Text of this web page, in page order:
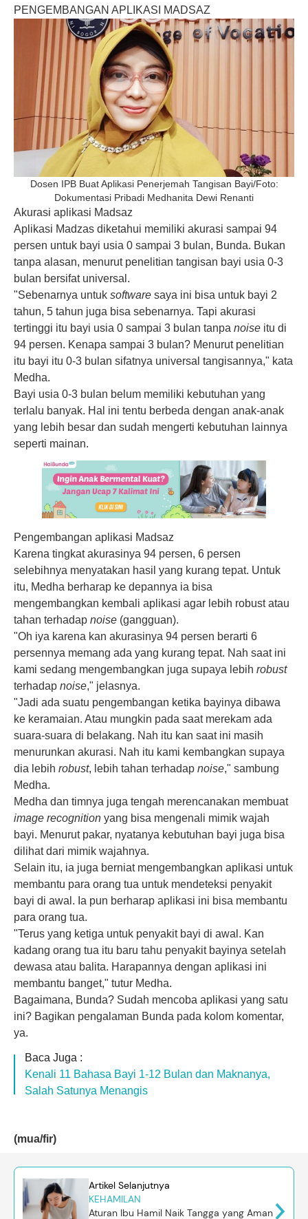
PENGEMBANGAN APLIKASI MADSAZ
Dosen IPB Buat Aplikasi Penerjemah Tangisan Bayi/Foto:
Dokumentasi Pribadi Medhanita Dewi Renanti
Akurasi aplikasi Madsaz
Aplikasi Madzas diketahui memiliki akurasi sampai 94
persen untuk bayi usia 0 sampai 3 bulan, Bunda. Bukan
tanpa alasan, menurut penelitian tangisan bayi usia 0-3
bulan bersifat universal.
"Sebenarnya untuk software saya ini bisa untuk bayi 2
tahun, 5 tahun juga bisa sebenarnya. Tapi akurasi
tertinggi itu bayi usia 0 sampai 3 bulan tanpa noise itu di
94 persen. Kenapa sampai 3 bulan? Menurut penelitian
itu bayi itu 0-3 bulan sifatnya universal tangisannya," kata
Medha.
Bayi usia 0-3 bulan belum memiliki kebutuhan yang
terlalu banyak. Hal ini tentu berbeda dengan anak-anak
yang lebih besar dan sudah mengerti kebutuhan lainnya
seperti mainan.
Pengembangan aplikasi Madsaz
Karena tingkat akurasinya 94 persen, 6 persen
selebihnya menyatakan hasil yang kurang tepat. Untuk
itu, Medha berharap ke depannya ia bisa
mengembangkan kembali aplikasi agar lebih robust atau
tahan terhadap noise (gangguan).
"Oh iya karena kan akurasinya 94 persen berarti 6
persennya memang ada yang kurang tepat. Nah saat ini
kami sedang mengembangkan juga supaya lebih robust
terhadap noise," jelasnya.
"Jadi ada suatu pengembangan ketika bayinya dibawa
ke keramaian. Atau mungkin pada saat merekam ada
suara-suara di belakang. Nah itu kan saat ini masih
menurunkan akurasi. Nah itu kami kembangkan supaya
dia lebih robust, lebih tahan terhadap noise," sambung
Medha.
Medha dan timnya juga tengah merencanakan membuat
image recognition yang bisa mengenali mimik wajah
bayi. Menurut pakar, nyatanya kebutuhan bayi juga bisa
dilihat dari mimik wajahnya.
Selain itu, ia juga berniat mengembangkan aplikasi untuk
membantu para orang tua untuk mendeteksi penyakit
bayi di awal. Ia pun berharap aplikasi ini bisa membantu
para orang tua.
"Terus yang ketiga untuk penyakit bayi di awal. Kan
kadang orang tua itu baru tahu penyakit bayinya setelah
dewasa atau balita. Harapannya dengan aplikasi ini
membantu banget," tutur Medha.
Bagaimana, Bunda? Sudah mencoba aplikasi yang satu
ini? Bagikan pengalaman Bunda pada kolom komentar,
ya.
Baca Juga :
Kenali 11 Bahasa Bayi 1-12 Bulan dan Maknanya,
Salah Satunya Menangis
(mua/fir)
Artikel Selanjutnya
KEHAMILAN
Aturan Ibu Hamil Naik Tangga yang Aman